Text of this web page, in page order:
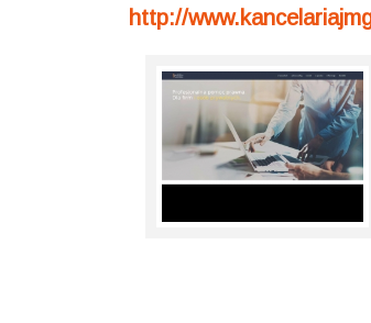
http://